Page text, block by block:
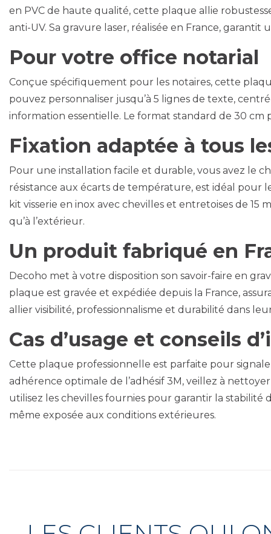
en PVC de haute qualité, cette plaque allie
anti-UV. Sa gravure laser, réalisée en France,
Pour votre office notarial
Conçue spécifiquement pour les notaires, cette
pouvez personnaliser jusqu’à 5 lignes de texte,
information essentielle. Le format standard de 30 cm
Fixation adaptée à tous
Pour une installation facile et durable, vous avez le
résistance aux écarts de température, est idéal pour
kit visserie en inox avec chevilles et entretoises de
qu’à l’extérieur.
Un produit fabriqué en
Decoho met à votre disposition son savoir-faire en
plaque est gravée et expédiée depuis la France,
allier visibilité, professionnalisme et durabilité dans
Cas d’usage et conseils
Cette plaque professionnelle est parfaite pour
adhérence optimale de l’adhésif 3M, veillez à
utilisez les chevilles fournies pour garantir la stabilité
même exposée aux conditions extérieures.